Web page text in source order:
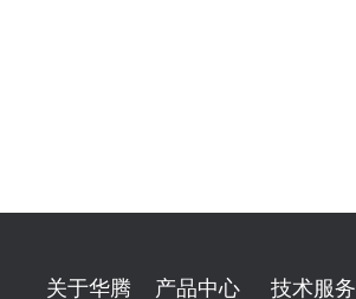
关于华腾 产品中心 技术服务